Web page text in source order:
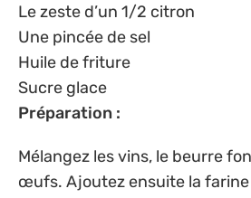
Le zeste d’un 1/2 citron
Une pincée de sel
Huile de friture
Sucre glace
Préparation :
Mélangez les vins, le beurre
œufs. Ajoutez ensuite la